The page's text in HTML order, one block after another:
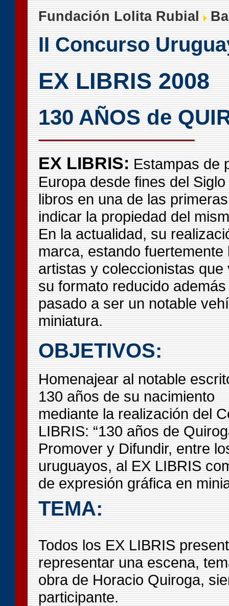
Fundación Lolita Rubial
II Concurso
EX LIBRIS 2008
130 AÑOS de
EX LIBRIS: Estampas de
Europa desde fines del
libros en una de las
indicar la propiedad del
En la actualidad, su
marca, estando
artistas y coleccionistas
su formato reducido
pasado a ser un notable
miniatura.
OBJETIVOS:
Homenajear al notable
130 años de su nacimiento
mediante la realización del
LIBRIS: “130 años de
Promover y Difundir, entre
uruguayos, al EX LIBRIS
de expresión gráfica en
TEMA:
Todos los EX LIBRIS
representar una escena,
obra de Horacio Quiroga,
participante.